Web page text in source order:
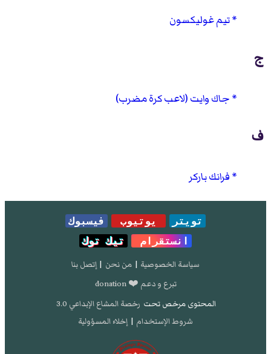
تيم غوليكسون
ج
جاك وايت (لاعب كرة مضرب)
ف
فرانك باركر
تويتر يوتيوب
فيسبوك
انستقرام
تيك توك
سياسة الخصوصية | من نحن | إتصل بنا
تبرع و دعم ❤️ donation
المحتوى مرخص تحت رخصة المشاع الإبداعي 3.0
شروط الإستخدام | إخلاء المسؤولية